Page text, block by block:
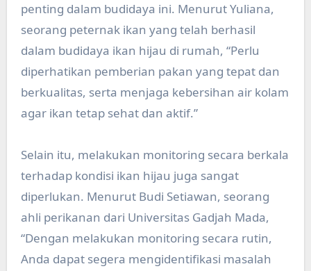
penting dalam budidaya ini. Menurut Yuliana,
seorang peternak ikan yang telah berhasil
dalam budidaya ikan hijau di rumah, “Perlu
diperhatikan pemberian pakan yang tepat dan
berkualitas, serta menjaga kebersihan air kolam
agar ikan tetap sehat dan aktif.”
Selain itu, melakukan monitoring secara berkala
terhadap kondisi ikan hijau juga sangat
diperlukan. Menurut Budi Setiawan, seorang
ahli perikanan dari Universitas Gadjah Mada,
“Dengan melakukan monitoring secara rutin,
Anda dapat segera mengidentifikasi masalah